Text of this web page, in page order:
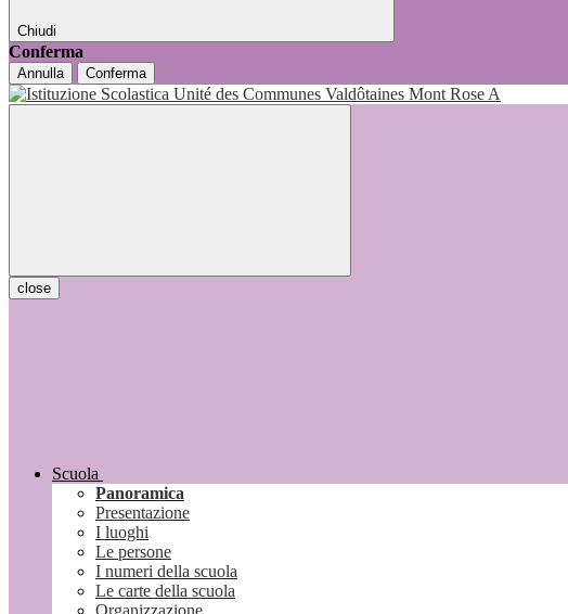
Chiudi
Conferma
Annulla Conferma
close
Scuola
Panoramica
Presentazione
I luoghi
Le persone
I numeri della scuola
Le carte della scuola